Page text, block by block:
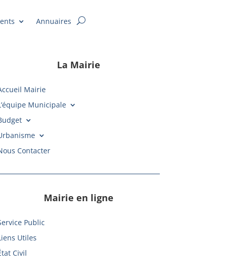
Annuaires
La Mairie
Mairie
Municipale
Contacter
Mairie en ligne
Public
Utiles
Civil